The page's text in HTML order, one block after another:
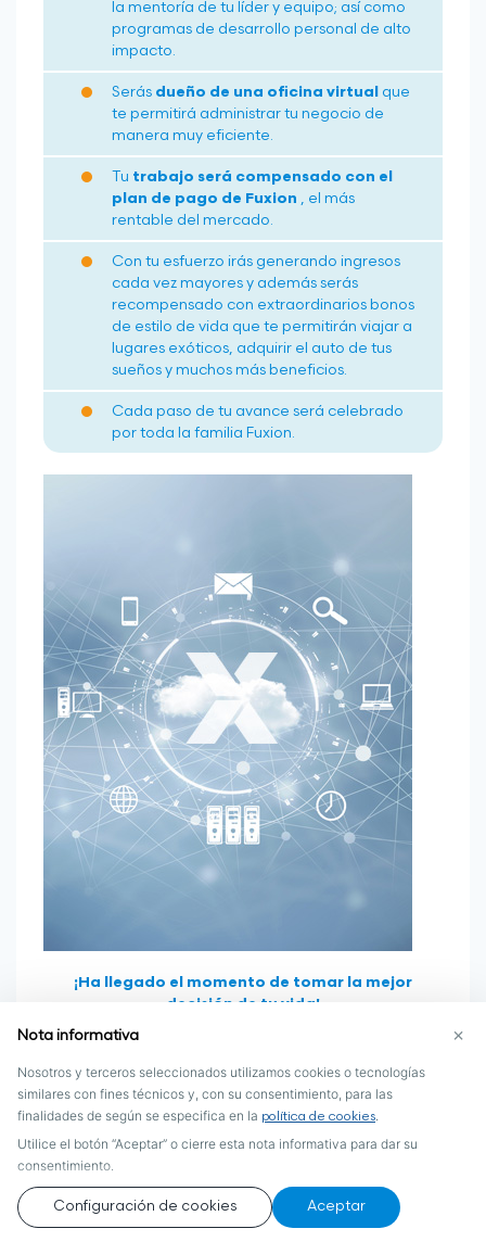
la mentoría de tu líder y equipo; así como
programas de desarrollo personal de alto
impacto.
Serás dueño de una oficina virtual
que
te permitirá administrar tu negocio de
manera muy eficiente.
Tu trabajo será compensado con el
plan de pago de Fuxion , el más
rentable del mercado.
Con tu esfuerzo irás generando ingresos
cada vez mayores y además serás
recompensado con extraordinarios bonos
de estilo de vida que te permitirán viajar a
lugares exóticos, adquirir el auto de tus
sueños y muchos más beneficios.
Cada paso de tu avance será celebrado
por toda la familia Fuxion.
¡Ha llegado el momento de tomar la mejor
decisión de tu vida!
¡Para Fuxion será un honor ser parte de tu éxito!
CONTACTAR A MI EMPRENDEDOR
×
Nota informativa
Nosotros y terceros seleccionados utilizamos cookies o tecnologías
similares con fines técnicos y, con su consentimiento, para las
finalidades de según se especifica en la política de cookies.
Utilice el botón “Aceptar” o cierre esta nota informativa para dar su
consentimiento.
Configuración de cookies Aceptar